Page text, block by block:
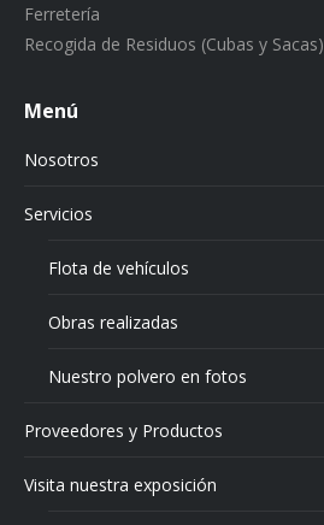
Ferretería
Recogida de Residuos (Cubas y Sacas)
Menú
Nosotros
Servicios
Flota de vehículos
Obras realizadas
Nuestro polvero en fotos
Proveedores y Productos
Visita nuestra exposición